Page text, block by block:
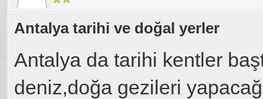
Antalya tarihi ve doğal yerler
Antalya da tarihi kentler
deniz,doğa gezileri